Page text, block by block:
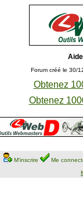
Forum créé le 30/
Obtenez
Obtenez
M'inscrire
Me